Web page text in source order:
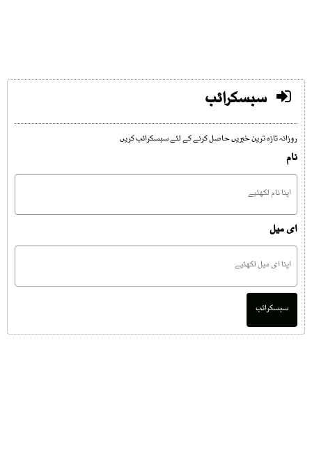
سبسکرائب
روزانہ تازہ ترین خبریں حاصل کرنے کے لئے سبسکرائب کریں
نام
ای میل
سبسکرائب